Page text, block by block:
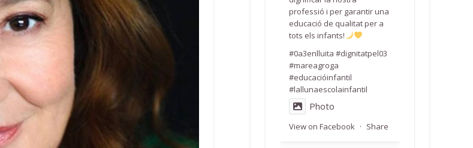
professió i per garantir una
educació de qualitat per a
tots els infants!
#0a3enlluita #dignitatpel03
#mareagroga
#educacióinfantil
#lallunaescolainfantil
Photo
View on Facebook · Share